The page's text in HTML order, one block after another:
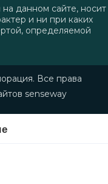
данном сайте, носит
и ни при каких
определяемой
Все права
senseway